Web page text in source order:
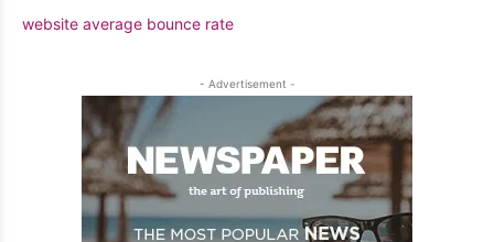
website average bounce rate
- Advertisement -